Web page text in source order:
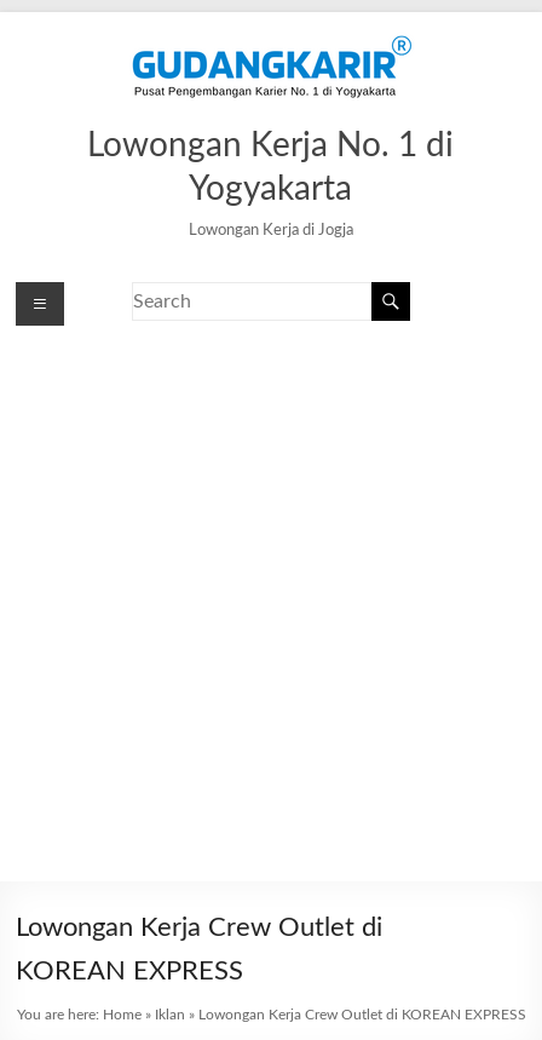
Lowongan Kerja No. 1 di
Yogyakarta
Lowongan Kerja di Jogja
Lowongan Kerja Crew Outlet di
KOREAN EXPRESS
You are here: Home» Iklan » Lowongan Kerja Crew Outlet di KOREAN EXPRESS